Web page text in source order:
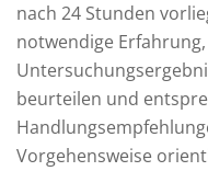
nach 24 Stunden
notwendige
beurteilen und
Vorgehensweise